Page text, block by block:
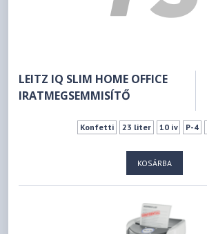
LEITZ IQ SLIM HOME OFFICE
IRATMEGSEMMISÍTŐ
Konfetti 23 liter 10 ív P-4
KOSÁRBA